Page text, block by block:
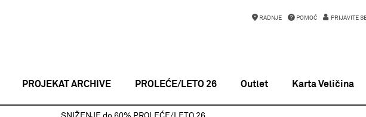
PRIJAVITE
RADNJE POMOĆ
PROJEKAT ARCHIVE PROLEĆE/LETO 26 Outlet Karta Veličina
RAINFOREST POCKET 2 BLU MAZARIN B5A